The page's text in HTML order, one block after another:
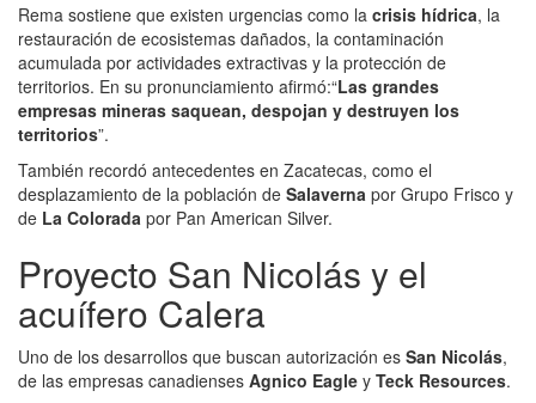
Rema sostiene que existen urgencias como la crisis hídrica, la
restauración de ecosistemas dañados, la contaminación
acumulada por actividades extractivas y la protección de
territorios. En su pronunciamiento afirmó:“Las grandes
empresas mineras saquean, despojan y destruyen los
territorios”.
También recordó antecedentes en Zacatecas, como el
desplazamiento de la población de Salaverna por Grupo Frisco y
de La Colorada por Pan American Silver.
Proyecto San Nicolás y el
acuífero Calera
Uno de los desarrollos que buscan autorización es San Nicolás,
de las empresas canadienses Agnico Eagle y Teck Resources.